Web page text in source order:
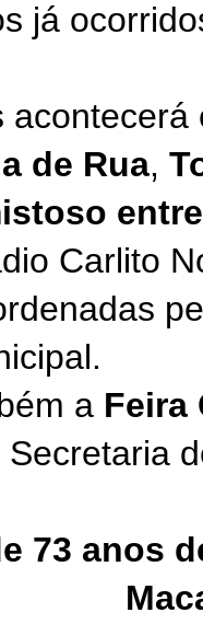
já
acontecerá
de Rua,
Carlito
as p
l.
a Feira
Secretaria
73 anos